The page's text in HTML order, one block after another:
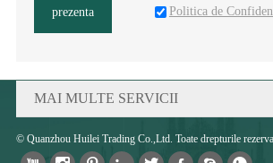
prezenta Politica de
MAI MULTE SERVICII
© Quanzhou Huilei Trading Co.,Ltd. Toate drepturile